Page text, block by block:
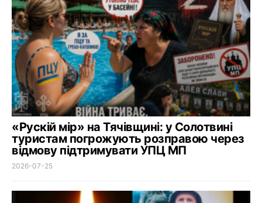
«Рускій мір» на Тячівщині: у Солотвині
туристам погрожують розправою через
відмову підтримувати УПЦ МП
2026-07-25